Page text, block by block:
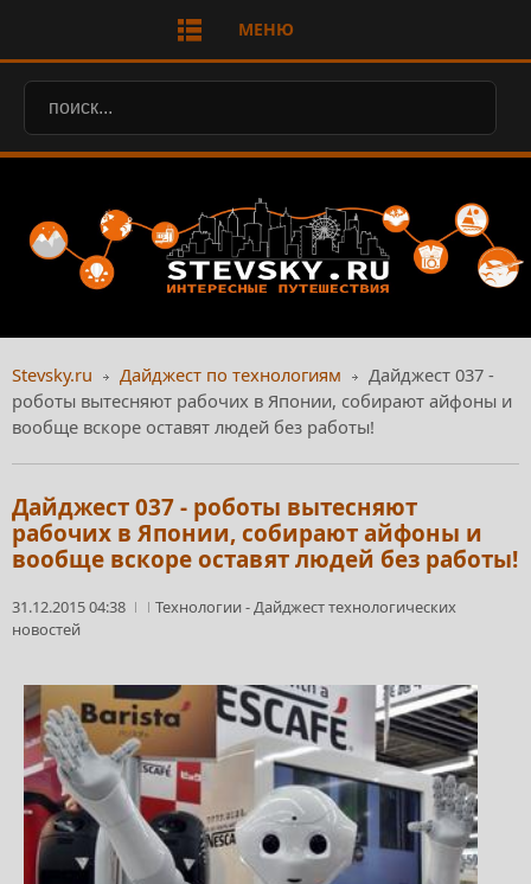
МЕНЮ
Stevsky.ru Дайджест по технологиям
Дайджест 037 -
роботы вытесняют рабочих в Японии, собирают айфоны и
вообще вскоре оставят людей без работы!
Дайджест 037 - роботы вытесняют
рабочих в Японии, собирают айфоны и
вообще вскоре оставят людей без работы!
31.12.2015 04:38 Технологии-Дайджест технологических
новостей